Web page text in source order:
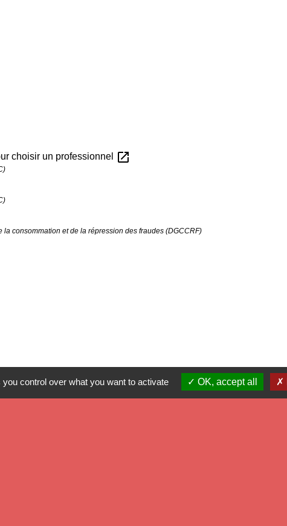
choisir un professionnel open_in_new
consommation et de la répression des fraudes (DGCCRF)
control over what you want to activate OK, accept all